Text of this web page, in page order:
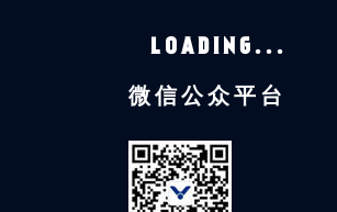
LOADING...
微信公众平台